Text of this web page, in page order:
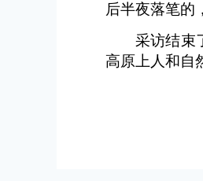
后半夜落笔的
采访结束
高原上人和自